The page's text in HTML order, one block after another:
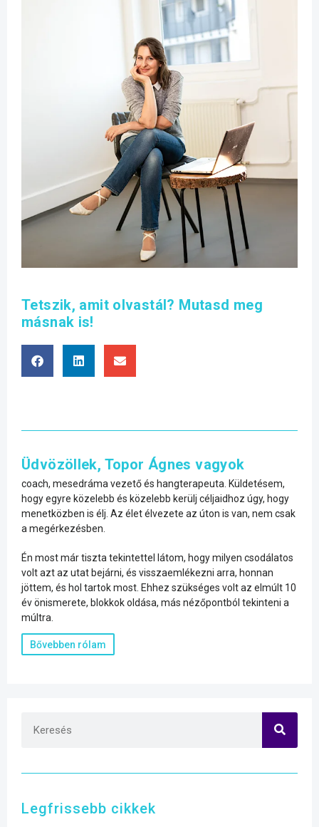
Tetszik, amit olvastál? Mutasd meg
másnak is!
Üdvözöllek, Topor Ágnes vagyok
coach, mesedráma vezető és hangterapeuta. Küldetésem,
hogy egyre közelebb és közelebb kerülj céljaidhoz úgy, hogy
menetközben is élj. Az élet élvezete az úton is van, nem csak
a megérkezésben.
Én most már tiszta tekintettel látom, hogy milyen csodálatos
volt azt az utat bejárni, és visszaemlékezni arra, honnan
jöttem, és hol tartok most. Ehhez szükséges volt az elmúlt 10
év önismerete, blokkok oldása, más nézőpontból tekinteni a
múltra.
Bővebben rólam
Legfrissebb cikkek